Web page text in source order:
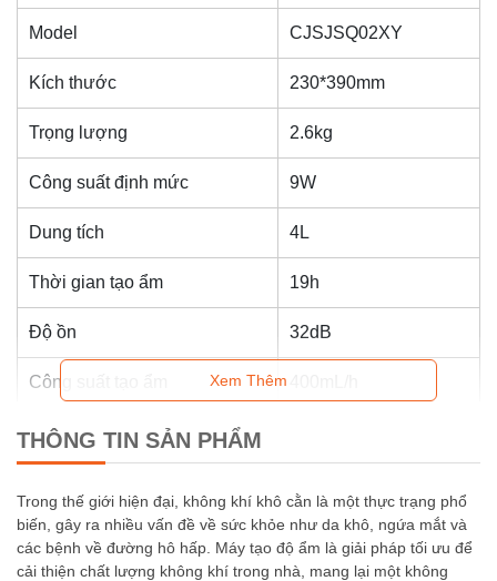
Model CJSJSQ02XY
Kích thước 230*390mm
Trọng lượng 2.6kg
Công suất định mức 9W
Dung tích 4L
Thời gian tạo ẩm 19h
Độ ồn 32dB
Công suất tạo ẩm
Điện áp
Xem Thêm
THÔNG TIN SẢN PHẨM
Trong thế giới hiện đại, không khí khô cằn là một thực trạng phổ
biến, gây ra nhiều vấn đề về sức khỏe như da khô, ngứa mắt và
các bệnh về đường hô hấp. Máy tạo độ ẩm là giải pháp tối ưu để
cải thiện chất lượng không khí trong nhà, mang lại một không